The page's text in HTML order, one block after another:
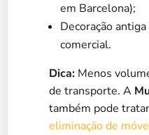
em Barcelona);
Decoração
comercial.
Dica:Menos
de transporte. A
também pode
eliminação de